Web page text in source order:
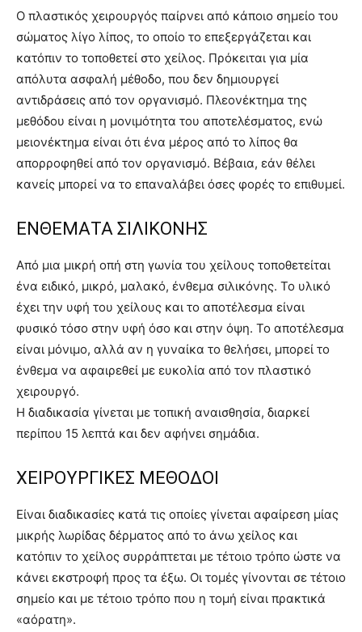
Ο πλαστικός χειρουργός παίρνει από κάποιο σημείο του
σώματος λίγο λίπος, το οποίο το επεξεργάζεται και
κατόπιν το τοποθετεί στο χείλος. Πρόκειται για μία
απόλυτα ασφαλή μέθοδο, που δεν δημιουργεί
αντιδράσεις από τον οργανισμό. Πλεονέκτημα της
μεθόδου είναι η μονιμότητα του αποτελέσματος, ενώ
μειονέκτημα είναι ότι ένα μέρος από το λίπος θα
απορροφηθεί από τον οργανισμό. Βέβαια, εάν θέλει
κανείς μπορεί να το επαναλάβει όσες φορές το επιθυμεί.
ΕΝΘΕΜΑΤΑ ΣΙΛΙΚΟΝΗΣ
Από μια μικρή οπή στη γωνία του χείλους τοποθετείται
ένα ειδικό, μικρό, μαλακό, ένθεμα σιλικόνης. Το υλικό
έχει την υφή του χείλους και το αποτέλεσμα είναι
φυσικό τόσο στην υφή όσο και στην όψη. Το αποτέλεσμα
είναι μόνιμο, αλλά αν η γυναίκα το θελήσει, μπορεί το
ένθεμα να αφαιρεθεί με ευκολία από τον πλαστικό
χειρουργό.
Η διαδικασία γίνεται με τοπική αναισθησία, διαρκεί
περίπου 15 λεπτά και δεν αφήνει σημάδια.
ΧΕΙΡΟΥΡΓΙΚΕΣ ΜΕΘΟΔΟΙ
Είναι διαδικασίες κατά τις οποίες γίνεται αφαίρεση μίας
μικρής λωρίδας δέρματος από το άνω χείλος και
κατόπιν το χείλος συρράπτεται με τέτοιο τρόπο ώστε να
κάνει εκστροφή προς τα έξω. Οι τομές γίνονται σε τέτοιο
σημείο και με τέτοιο τρόπο που η τομή είναι πρακτικά
«αόρατη».